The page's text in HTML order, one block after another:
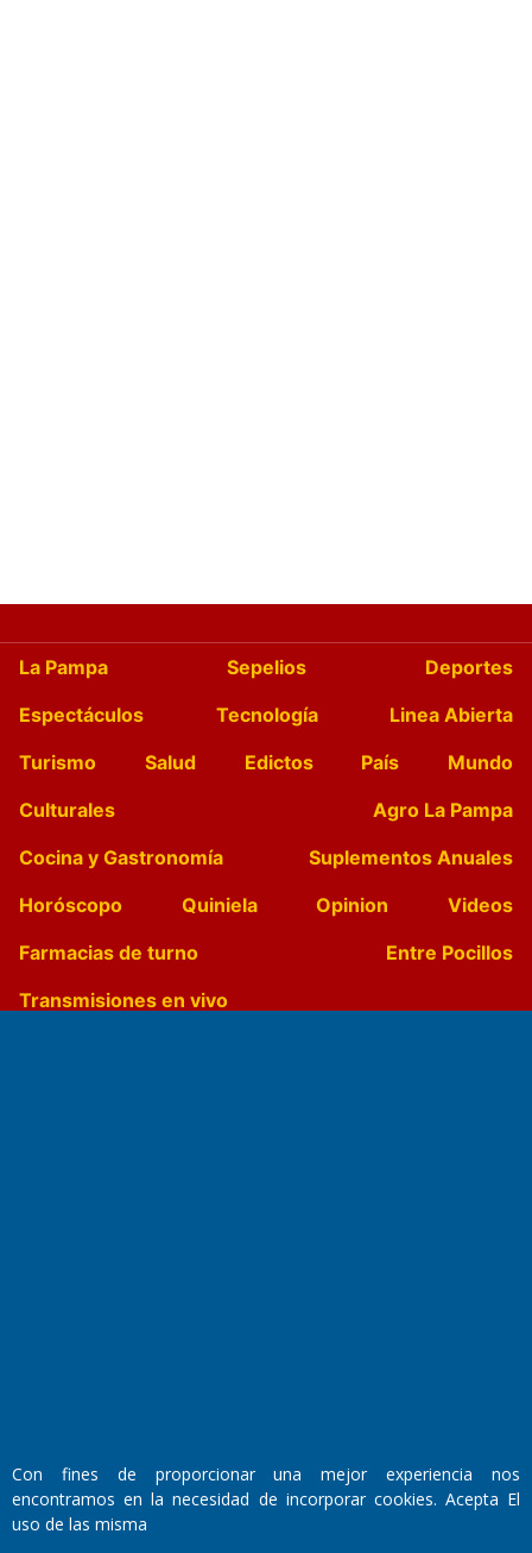
La Pampa Sepelios
Deportes
Espectáculos
Tecnología
Linea Abierta
Turismo
Salud Edictos País
Mundo
Culturales
Agro La Pampa
Cocina y Gastronomía
Suplementos Anuales
Horóscopo
Quiniela Opinion
Videos
Farmacias de turno
Entre Pocillos
Transmisiones en vivo
Propietario: El Diario SRL
Director Periodístico:
Walter René Goñi
Con fines de proporcionar una mejor experiencia nos
encontramos en la necesidad de incorporar cookies. Acepta El
uso de las misma